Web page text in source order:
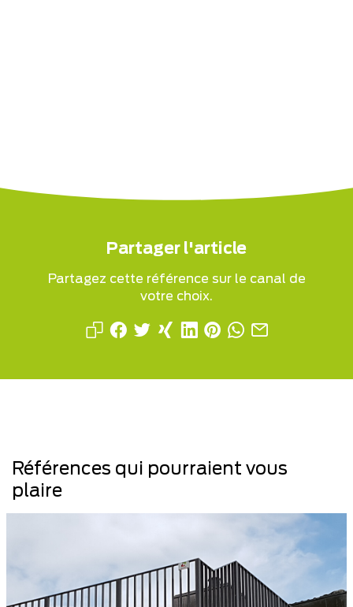
Partager l'article
Partagez cette référence sur le canal de
votre choix.
Références qui pourraient vous
plaire